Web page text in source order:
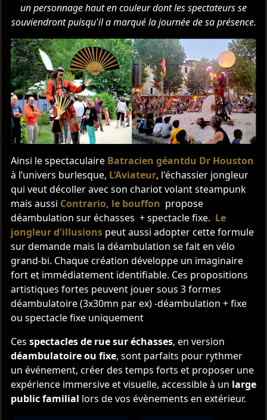
un personnage haut en couleur dont les spectateurs se
souviendront puisqu'il a marqué la journée de sa présence.
Ainsi le spectaculaire Batracien géantdu Dr Houston
à l’univers burlesque, L’Aviateur, l'échassier jongleur
qui veut décoller avec son chariot volant steampunk
mais aussi Contrario, le bouffon propose
déambulation sur échasses + spectacle fixe. Le
jongleur d'illusions peut aussi adopter cette formule
sur demande mais la déambulation se fait en vélo
grand-bi. Chaque création développe un imaginaire
fort et immédiatement identifiable. Ces propositions
artistiques fortes peuvent jouer sous 3 formes
déambulatoire (3x30mn par ex) -déambulation + fixe
ou spectacle fixe uniquement
Ces spectacles de rue sur échasses, en version
déambulatoire ou fixe, sont parfaits pour rythmer
un événement, créer des temps forts et proposer une
expérience immersive et visuelle, accessible à un large
public familial lors de vos évènements en extérieur.